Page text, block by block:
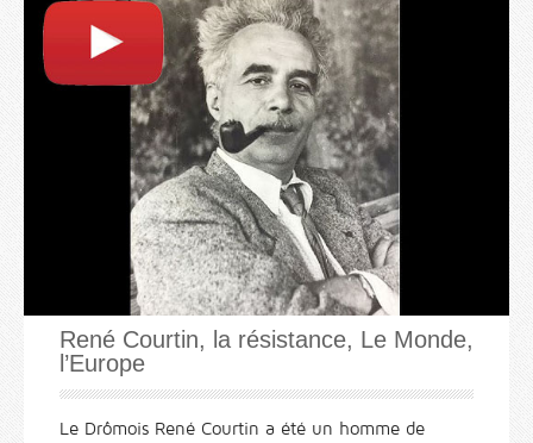
René Courtin, la résistance, Le Monde,
l’Europe
Le Drômois René Courtin a été un homme de